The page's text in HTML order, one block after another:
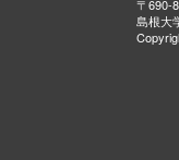
〒690-
島根大